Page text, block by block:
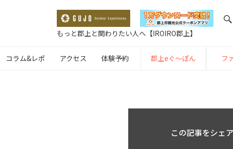
もっと郡上と関わりたい人へ【IROIRO郡上】
コラム&レポ アクセス 体験予約 郡上eぐ〜ぽん フ
この記事をシェ